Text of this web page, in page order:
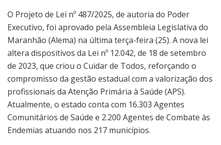
O Projeto de Lei nº 487/2025, de autoria do Poder
Executivo, foi aprovado pela Assembleia Legislativa do
Maranhão (Alema) na última terça-feira (25). A nova lei
altera dispositivos da Lei nº 12.042, de 18 de setembro
de 2023, que criou o Cuidar de Todos, reforçando o
compromisso da gestão estadual com a valorização dos
profissionais da Atenção Primária à Saúde (APS).
Atualmente, o estado conta com 16.303 Agentes
Comunitários de Saúde e 2.200 Agentes de Combate às
Endemias atuando nos 217 municípios.